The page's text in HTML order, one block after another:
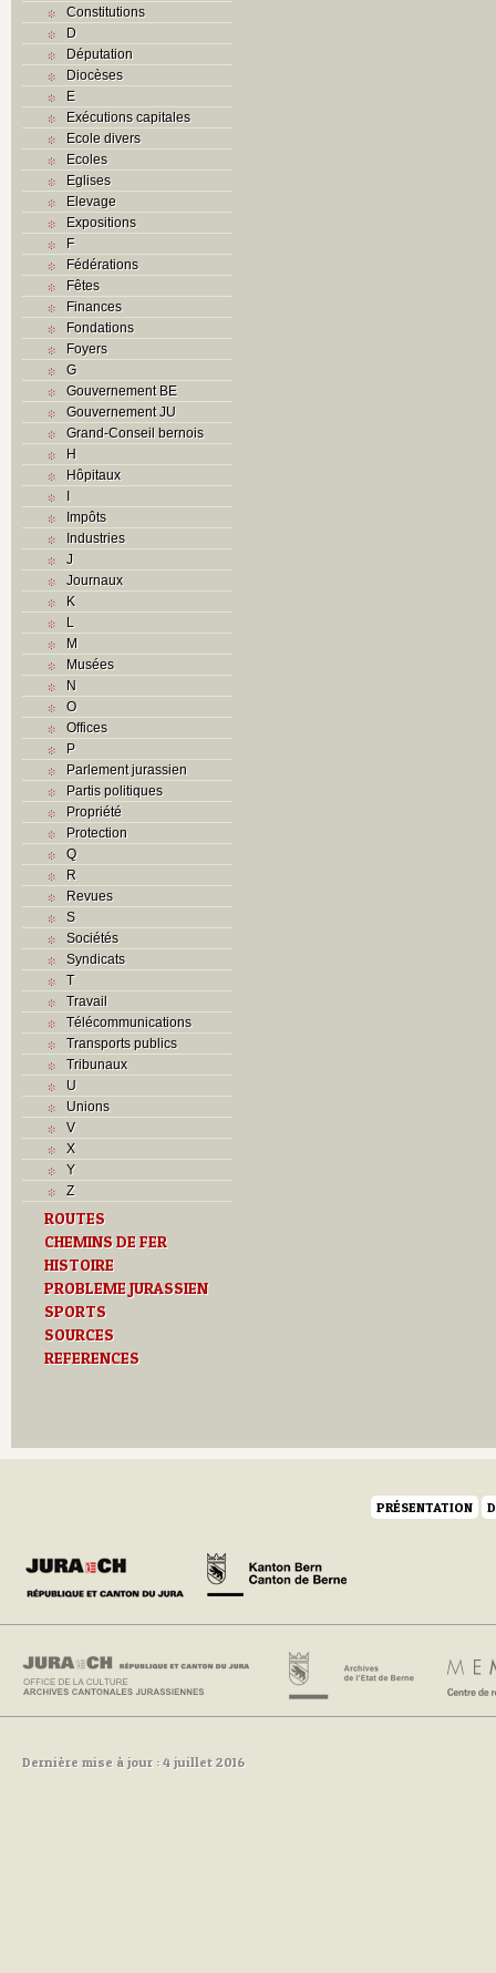
Constitutions
D
Députation
Diocèses
E
Exécutions capitales
Ecole divers
Ecoles
Eglises
Elevage
Expositions
F
Fédérations
Fêtes
Finances
Fondations
Foyers
G
Gouvernement BE
Gouvernement JU
Grand-Conseil bernois
H
Hôpitaux
I
Impôts
Industries
J
Journaux
K
L
M
Musées
N
O
Offices
P
Parlement jurassien
Partis politiques
Propriété
Protection
Q
R
Revues
S
Sociétés
Syndicats
T
Travail
Télécommunications
Transports publics
Tribunaux
U
Unions
V
X
Y
Z
ROUTES
CHEMINS DE FER
HISTOIRE
PROBLEME JURASSIEN
SPORTS
SOURCES
REFERENCES
PRÉSENTATION
Dernière mise à jour : 4 juillet 2016